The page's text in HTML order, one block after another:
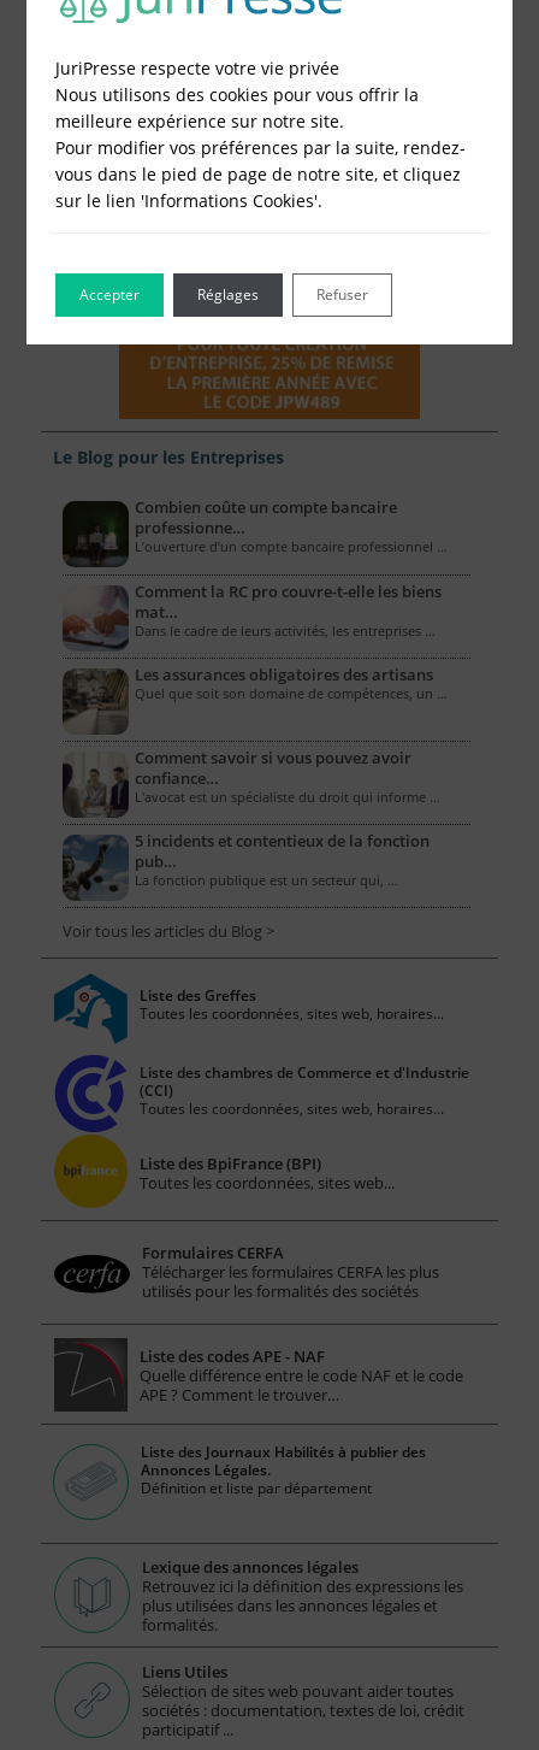
Le Blog pour les Entreprises
Combien coûte un compte bancaire
professionne…
L’ouverture d’un compte bancaire professionnel …
Comment la RC pro couvre-t-elle les biens
mat…
Dans le cadre de leurs activités, les entreprises …
Les assurances obligatoires des artisans
Quel que soit son domaine de compétences, un …
Comment savoir si vous pouvez avoir
confiance…
L'avocat est un spécialiste du droit qui informe …
5 incidents et contentieux de la fonction
pub…
La fonction publique est un secteur qui, …
Voir tous les articles du Blog >
Liste des Greffes
Toutes les coordonnées, sites web, horaires...
Liste des chambres de Commerce et d'Industrie
(CCI)
Toutes les coordonnées, sites web, horaires...
Liste des BpiFrance (BPI)
Toutes les coordonnées, sites web...
Formulaires CERFA
Télécharger les formulaires CERFA les plus
utilisés pour les formalités des sociétés
Liste des codes APE - NAF
Quelle différence entre le code NAF et le code
APE ? Comment le trouver…
Liste des Journaux Habilités à publier des
Annonces Légales.
Définition et liste par département
Lexique des annonces légales
Retrouvez ici la définition des expressions les
plus utilisées dans les annonces légales et
formalités.
Liens Utiles
Sélection de sites web pouvant aider toutes
sociétés : documentation, textes de loi, crédit
participatif ...
JuriPresse respecte votre vie privée
Nous utilisons des cookies pour vous offrir la
meilleure expérience sur notre site.
Pour modifier vos préférences par la suite, rendez-
vous dans le pied de page de notre site, et cliquez
sur le lien 'Informations Cookies'.
Accepter Refuser
Réglages